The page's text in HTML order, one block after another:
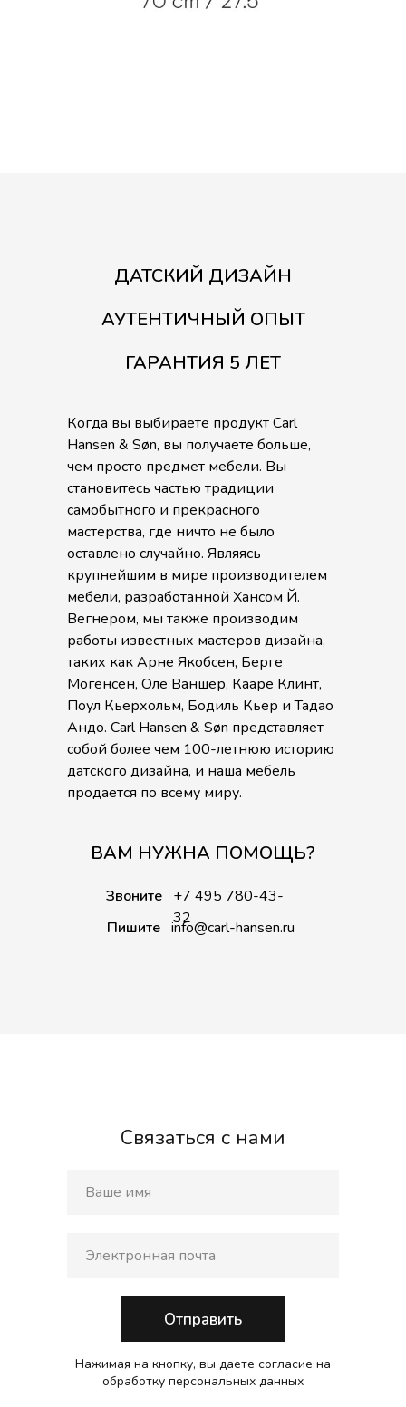
ДАТСКИЙ ДИЗАЙН
АУТЕНТИЧНЫЙ ОПЫТ
ГАРАНТИЯ 5 ЛЕТ
Когда вы выбираете продукт Carl
Hansen & Søn, вы получаете больше,
чем просто предмет мебели. Вы
становитесь частью традиции
самобытного и прекрасного
мастерства, где ничто не было
оставлено случайно. Являясь
крупнейшим в мире производителем
мебели, разработанной Хансом Й.
Вегнером, мы также производим
работы известных мастеров дизайна,
таких как Арне Якобсен, Берге
Могенсен, Оле Ваншер, Кааре Клинт,
Поул Кьерхольм, Бодиль Кьер и Тадао
Андо. Carl Hansen & Søn представляет
собой более чем 100-летнюю историю
датского дизайна, и наша мебель
продается по всему миру.
ВАМ НУЖНА ПОМОЩЬ?
Звоните +7 495 780-43-
32
Пишите info@carl-hansen.ru
Связаться с нами
Отправить
Нажимая на кнопку, вы даете согласие на
обработку персональных данных